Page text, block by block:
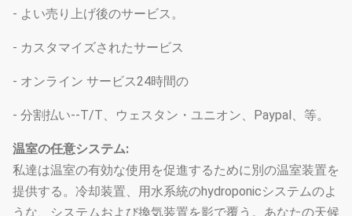
- よい売り上げ後のサービス。
- カスタマイズされたサービス
- オンライン サービス24時間の
- 分割払い--T/T、ウェスタン・ユニオン、Paypal、等。
温室の任意システム:
私達は温室の有効な使用を促進するために別の温室装置を
提供する。冷却装置、用水系統のhydroponicシステムのよ
うな、システムおよび換気装置を影で覆う。あなたの天候